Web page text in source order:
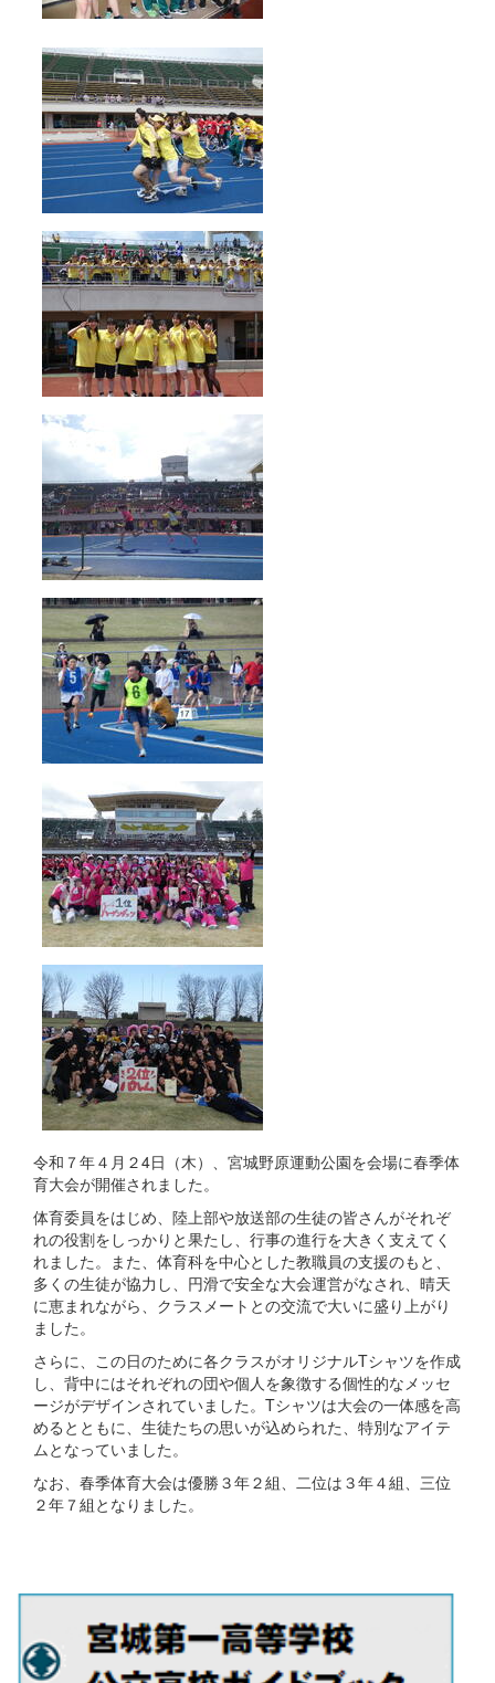
令和７年４月２4日（木）、宮城野原運動公園を会場に春季体
育大会が開催されました。
体育委員をはじめ、陸上部や放送部の生徒の皆さんがそれぞ
れの役割をしっかりと果たし、行事の進行を大きく支えてく
れました。また、体育科を中心とした教職員の支援のもと、
多くの生徒が協力し、円滑で安全な大会運営がなされ、晴天
に恵まれながら、クラスメートとの交流で大いに盛り上がり
ました。
さらに、この日のために各クラスがオリジナルTシャツを作成
し、背中にはそれぞれの団や個人を象徴する個性的なメッセ
ージがデザインされていました。Tシャツは大会の一体感を高
めるとともに、生徒たちの思いが込められた、特別なアイテ
ムとなっていました。
なお、春季体育大会は優勝３年２組、二位は３年４組、三位
２年７組となりました。